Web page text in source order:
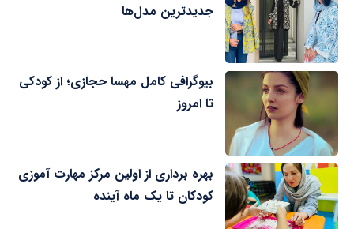
جدیدترین مدل‌ها
بیوگرافی کامل مهسا حجازی؛ از کودکی
تا امروز
بهره برداری از اولین مرکز مهارت آموزی
کودکان تا یک ماه آینده